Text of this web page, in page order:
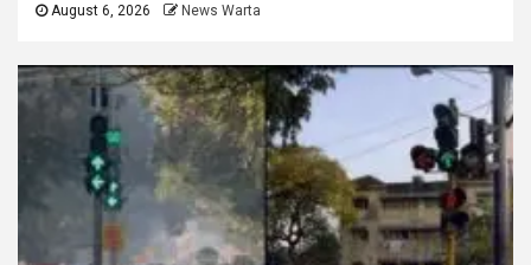
August 6, 2026 News Warta